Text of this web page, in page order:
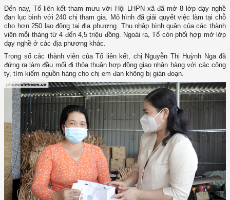
Đến nay, Tổ liên kết tham mưu với Hội LHPN xã đã mở 8 lớp dạy nghề
đan lục bình với 240 chị tham gia. Mô hình đã giải quyết việc làm tại chỗ
cho hơn 250 lao động tại địa phương. Thu nhập bình quân của các thành
viên mỗi tháng từ 4 đến 4,5 triệu đồng. Ngoài ra, Tổ còn phối hợp mở lớp
dạy nghề ở các địa phương khác.
Trong số các thành viên của Tổ liên kết, chị Nguyễn Thị Huỳnh Nga đã
đứng ra làm đầu mối đi thỏa thuận hợp đồng giao nhận hàng với các công
ty, tìm kiếm nguồn hàng cho chị em đan không bị gián đoạn.